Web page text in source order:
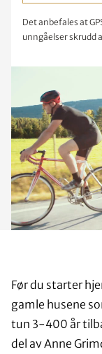
Det anbefales at
unngåelser skrudd
Før du starter
gamle husene
tun 3-400 år
del av Anne